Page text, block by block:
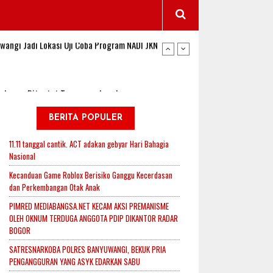
Jadi Lokasi Uji Coba Program NADI JKN
Padi, Proyeksi Hasil Capai 2,4 Ton Gabah
Indonesia.id Perkuat Sinergitas Lewat Ngopi
untuk Mendukung Ketahanan Pangan Nasional
Jadi Lokasi Uji Coba Program NADI JKN
BERITA POPULER
11.11 tanggal cantik. ACT adakan gebyar Hari Bahagia
Nasional
Kecanduan Game Roblox Berisiko Ganggu Kecerdasan
dan Perkembangan Otak Anak
PIMRED MEDIABANGSA.NET KECAM AKSI PREMANISME
OLEH OKNUM TERDUGA ANGGOTA PDIP DIKANTOR RADAR
BOGOR
SATRESNARKOBA POLRES BANYUWANGI, BEKUK PRIA
PENGANGGURAN YANG ASYK EDARKAN SABU